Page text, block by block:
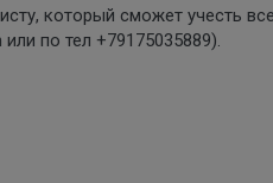
который сможет учесть
по тел +79175035889).